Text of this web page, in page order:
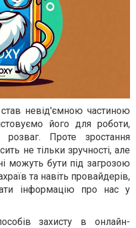
став невід'ємною частиною
його для роботи,
розваг. Проте зростання
не тільки зручності, але
можуть бути під загрозою
та навіть провайдерів,
інформацію про нас у
захисту в онлайн-